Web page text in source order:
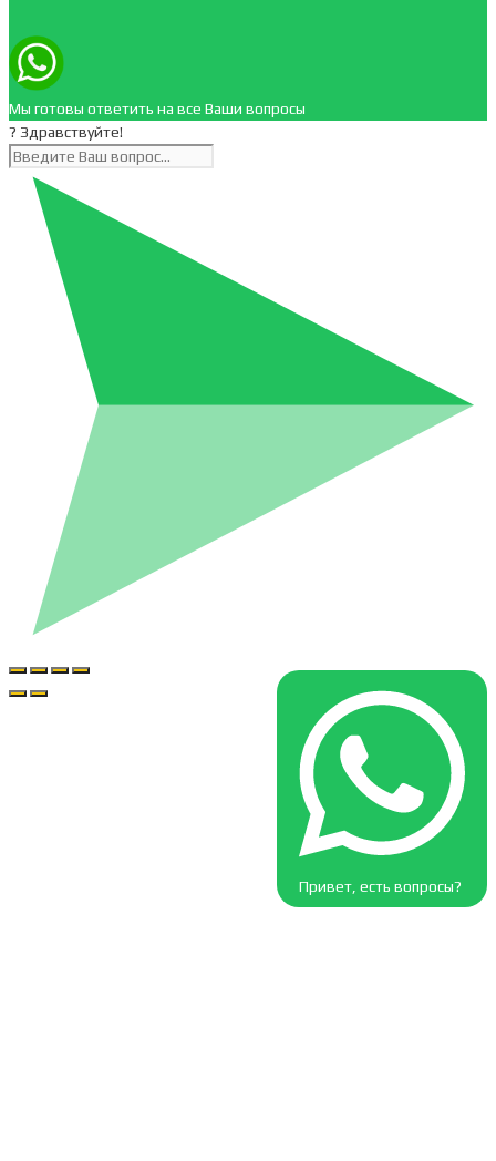
Мы готовы ответить на все Ваши вопросы
? Здравствуйте!
Привет, есть вопросы?